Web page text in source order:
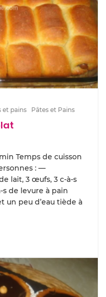
et pains Pâtes et Pains
Temps de cuisson
: —
lait, 3 œufs, 3 c-à-s
s de levure à pain
un peu d’eau tiède à